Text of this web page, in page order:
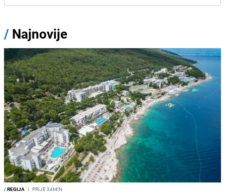
/ Najnovije
/REGIJA I PRIJE 34MIN